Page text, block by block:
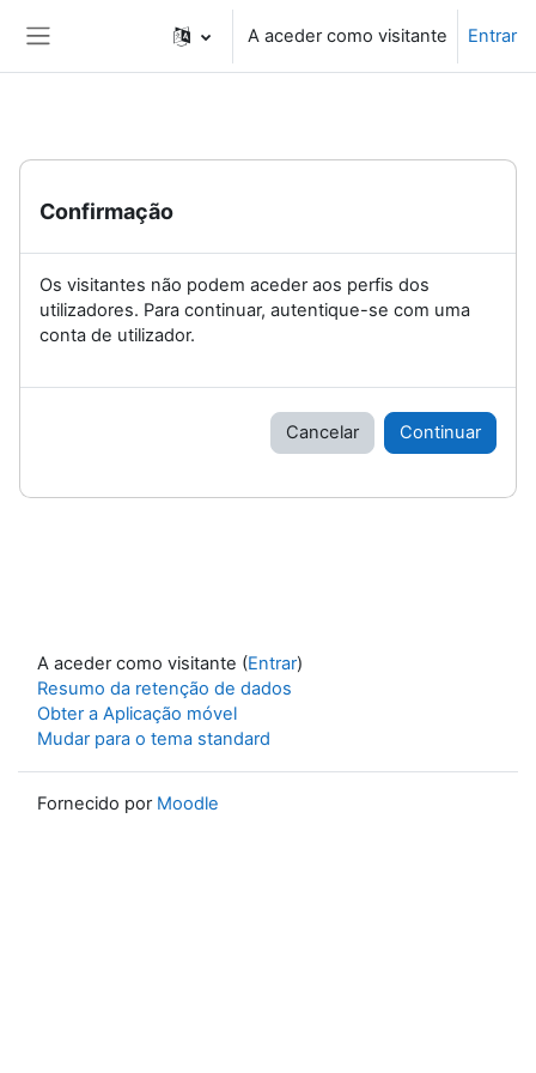
A aceder como visitante Entrar
Confirmação
Os visitantes não podem aceder aos perfis dos
utilizadores. Para continuar, autentique-se com uma
conta de utilizador.
Cancelar Continuar
A aceder como visitante (Entrar)
Resumo da retenção de dados
Obter a Aplicação móvel
Mudar para o tema standard
Fornecido por Moodle